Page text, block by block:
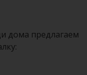
дома предлагаем